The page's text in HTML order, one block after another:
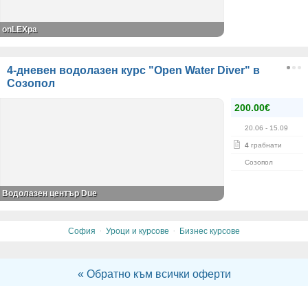
onLEXpa
4-дневен водолазен курс "Open Water Diver" в
Созопол
200.00€
20.06 - 15.09
4 грабнати
Созопол
Водолазен център Due
София · Уроци и курсове · Бизнес курсове
« Обратно към всички оферти